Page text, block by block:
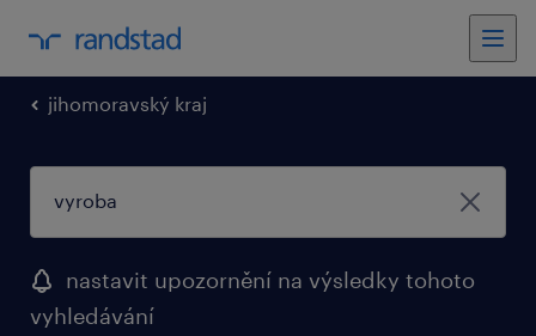
jihomoravský kraj
nastavit upozornění na výsledky tohoto
vyhledávání